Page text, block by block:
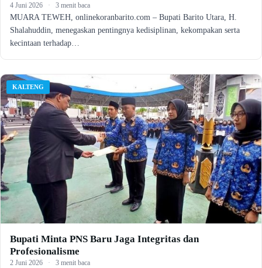
4 Juni 2026 · 3 menit baca
MUARA TEWEH, onlinekoranbarito.com – Bupati Barito Utara, H.
Shalahuddin, menegaskan pentingnya kedisiplinan, kekompakan serta
kecintaan terhadap…
KALTENG
Bupati Minta PNS Baru Jaga Integritas dan
Profesionalisme
2 Juni 2026 · 3 menit baca